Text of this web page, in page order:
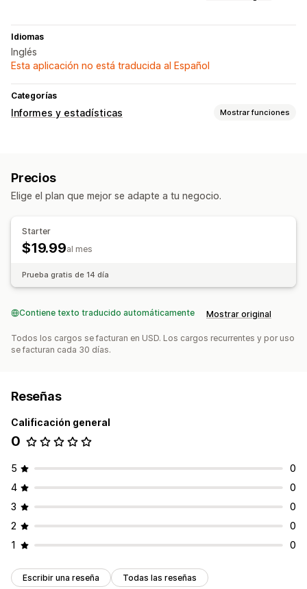
Idiomas
Inglés
Esta aplicación no está traducida al Español
Categorías
Informes y estadísticas Mostrar funciones
Valor vitalicio (LTV)
Seguimiento de compra
Panel de control de informes y estadísticas
Previsión
Precios
Elige el plan que mejor se adapte a tu negocio.
Starter
$19.99al mes
Prueba gratis de 14 día
Contiene texto traducido automáticamente Mostrar original
Todos los cargos se facturan en USD. Los cargos recurrentes y por uso
se facturan cada 30 días.
Reseñas
Calificación general
0
5
0
4
0
3
0
2
0
1
0
Escribir una reseña Todas las reseñas